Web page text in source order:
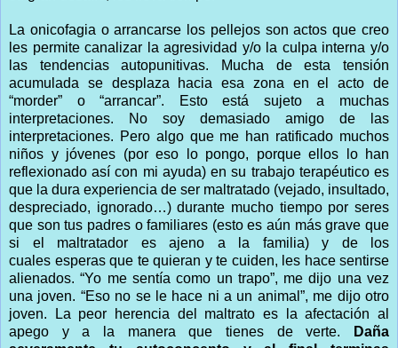
La onicofagia o arrancarse los pellejos son actos que creo
les permite canalizar la agresividad y/o la culpa interna y/o
las tendencias autopunitivas. Mucha de esta tensión
acumulada se desplaza hacia esa zona en el acto de
“morder” o “arrancar”. Esto está sujeto a muchas
interpretaciones. No soy demasiado amigo de las
interpretaciones. Pero algo que me han ratificado muchos
niños y jóvenes (por eso lo pongo, porque ellos lo han
reflexionado así con mi ayuda) en su trabajo terapéutico es
que la dura experiencia de ser maltratado (vejado, insultado,
despreciado, ignorado…) durante mucho tiempo por seres
que son tus padres o familiares (esto es aún más grave que
si el maltratador es ajeno a la familia) y de los
cuales esperas que te quieran y te cuiden, les hace sentirse
alienados. “Yo me sentía como un trapo”, me dijo una vez
una joven. “Eso no se le hace ni a un animal”, me dijo otro
joven. La peor herencia del maltrato es la afectación al
apego y a la manera que tienes de verte. Daña